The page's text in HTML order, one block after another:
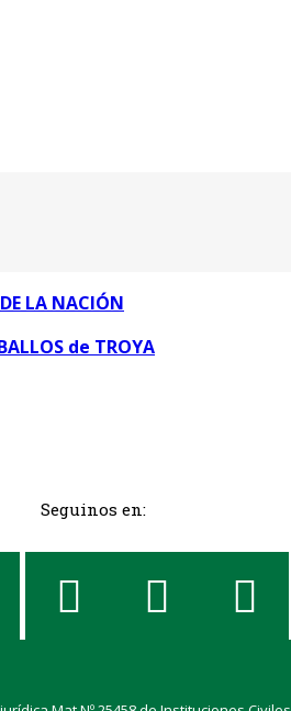
LA NACIÓN
de TROYA
Seguinos en: